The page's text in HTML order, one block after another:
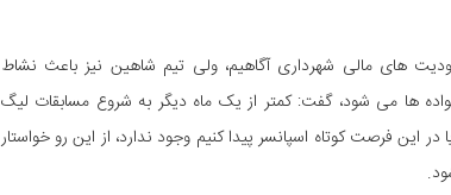
های مالی شهرداری آگاهیم، ولی تیم شاهین نیز باعث نشاط
ها می شود، گفت: کمتر از یک ماه دیگر به شروع مسابقات لیگ
در این فرصت کوتاه اسپانسر پیدا کنیم وجود ندارد، از این رو خواستار